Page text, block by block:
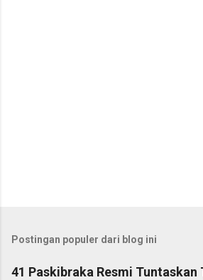
Postingan populer dari blog ini
41 Paskibraka Resmi Tuntaskan